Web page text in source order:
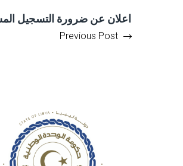
اعلان عن ضرورة التسجيل
Previous Post